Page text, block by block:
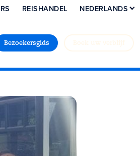
Bezoekersgids
REISHANDEL NEDERLANDS